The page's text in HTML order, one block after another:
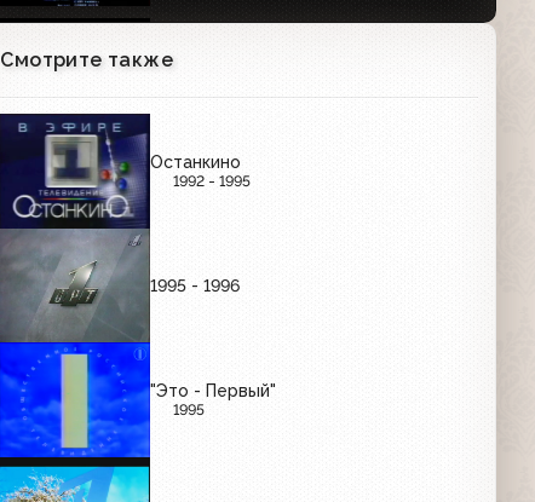
00:31
Анонс концерта ко дню милиции
12:51
Проморолики "Команда Первого. Асы
00:47
01:03
Смотрите также
Останкино
1992 - 1995
1995 - 1996
"Это - Первый"
1995